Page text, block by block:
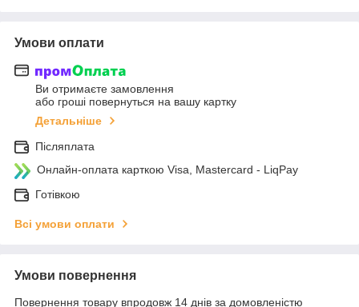
Умови оплати
Ви отримаєте замовлення
або гроші повернуться на вашу картку
Детальніше
Післяплата
Онлайн-оплата карткою Visa, Mastercard - LiqPay
Готівкою
Всі умови оплати
Умови повернення
Повернення товару впродовж 14 днів за домовленістю